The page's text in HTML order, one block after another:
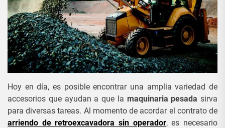
Hoy en día, es posible encontrar una amplia variedad de
accesorios que ayudan a que la maquinaria pesada sirva
para diversas tareas. Al momento de acordar el contrato de
arriendo de retroexcavadora sin operador, es necesario